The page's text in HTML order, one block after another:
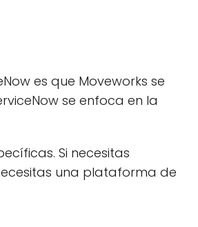
es que Moveworks se
se enfoca en la
Si necesitas
una plataforma de